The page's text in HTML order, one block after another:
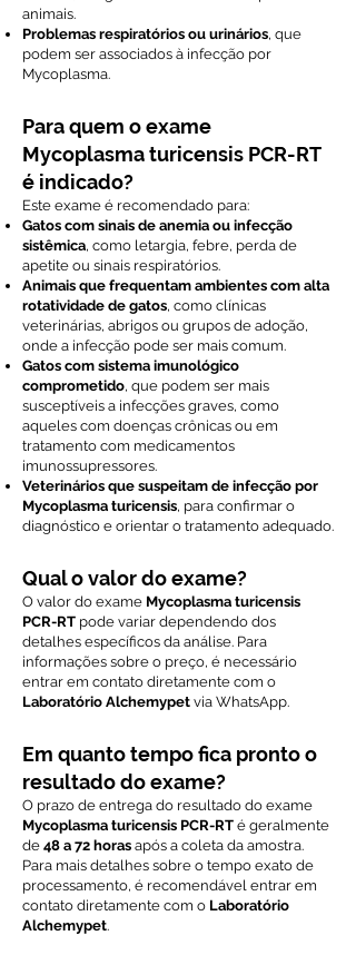
animais.
Problemas respiratórios ou urinários, que
podem ser associados à infecção por
Mycoplasma.
Para quem o exame
Mycoplasma turicensis PCR-RT
é indicado?
Este exame é recomendado para:
Gatos com sinais de anemia ou infecção
sistêmica, como letargia, febre, perda de
apetite ou sinais respiratórios.
Animais que frequentam ambientes com alta
rotatividade de gatos, como clínicas
veterinárias, abrigos ou grupos de adoção,
onde a infecção pode ser mais comum.
Gatos com sistema imunológico
comprometido, que podem ser mais
susceptíveis a infecções graves, como
aqueles com doenças crônicas ou em
tratamento com medicamentos
imunossupressores.
Veterinários que suspeitam de infecção por
Mycoplasma turicensis, para confirmar o
diagnóstico e orientar o tratamento adequado.
Qual o valor do exame?
O valor do exame Mycoplasma turicensis
PCR-RT pode variar dependendo dos
detalhes específicos da análise. Para
informações sobre o preço, é necessário
entrar em contato diretamente com o
Laboratório Alchemypet via WhatsApp.
Em quanto tempo fica pronto o
resultado do exame?
O prazo de entrega do resultado do exame
Mycoplasma turicensis PCR-RT é geralmente
de 48 a 72 horas após a coleta da amostra.
Para mais detalhes sobre o tempo exato de
processamento, é recomendável entrar em
contato diretamente com o Laboratório
Alchemypet.